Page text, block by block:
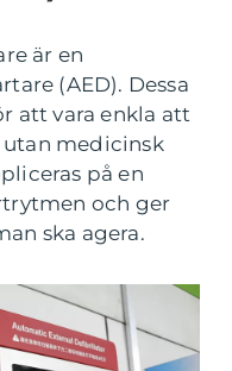
är en
(AED). Dessa
att vara enkla att
utan medicinsk
på en
och ger
ska agera.